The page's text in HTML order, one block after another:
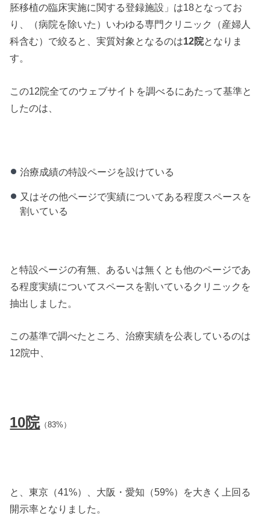
胚移植の臨床実施に関する登録施設」は18となってお
り、（病院を除いた）いわゆる専門クリニック（産婦人
科含む）で絞ると、実質対象となるのは12院となりま
す。
この12院全てのウェブサイトを調べるにあたって基準と
したのは、
治療成績の特設ページを設けている
又はその他ページで実績についてある程度スペースを
割いている
と特設ページの有無、あるいは無くとも他のページであ
る程度実績についてスペースを割いているクリニックを
抽出しました。
この基準で調べたところ、治療実績を公表しているのは
12院中、
10院（83%）
と、東京（41%）、大阪・愛知（59%）を大きく上回る
開示率となりました。